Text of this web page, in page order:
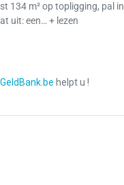
134 m² op topligging, pal
uit: een… + lezen